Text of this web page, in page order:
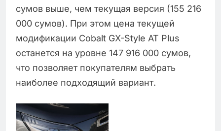
сумов выше, чем текущая версия (155 216
000 сумов). При этом цена текущей
модификации Cobalt GX-Style AT Plus
останется на уровне 147 916 000 сумов,
что позволяет покупателям выбрать
наиболее подходящий вариант.